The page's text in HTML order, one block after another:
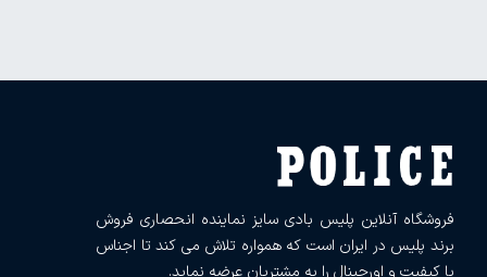
فروشگاه آنلاین پلیس بادی سایز نماینده انحصاری فروش
برند پلیس در ایران است که همواره تلاش می کند تا اجناس
با کیفیت و اورجینال را به مشتریان عرضه نماید.